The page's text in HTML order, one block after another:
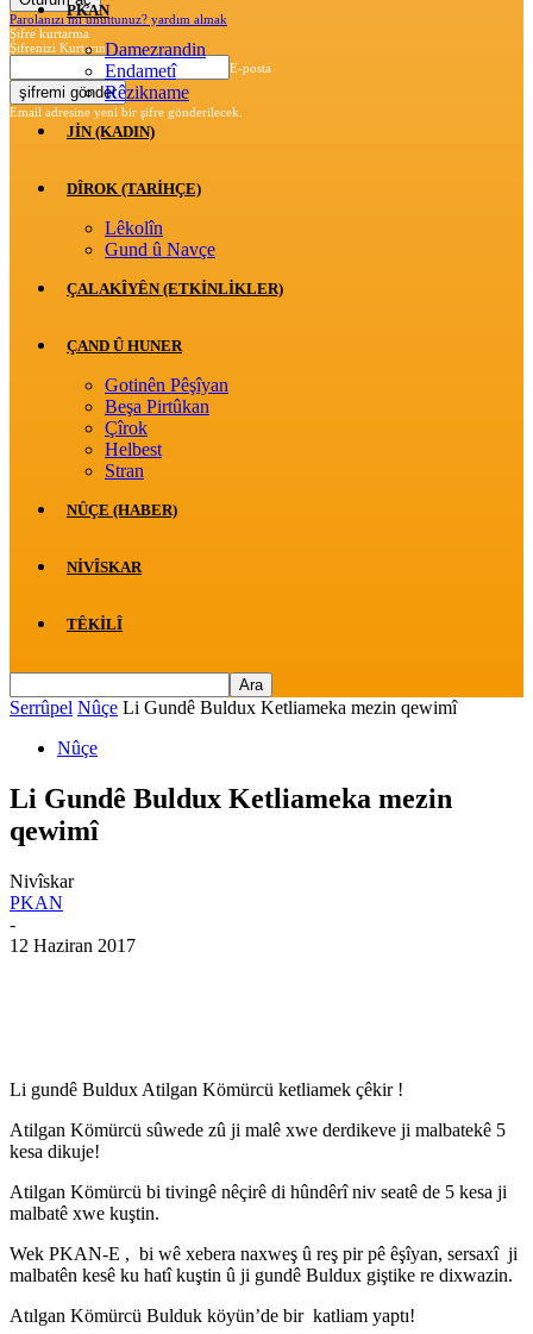
Parolanızı mı unuttunuz? yardım almak
Şifre kurtarma
Şifrenizi Kurtarın
E-posta
Email adresine yeni bir şifre gönderilecek.
PKAN
Damezrandin
Endametî
Rêzikname
JİN (KADIN)
DÎROK (TARİHÇE)
Lêkolîn
Gund û Navçe
ÇALAKÎYÊN (ETKINLIKLER)
ÇAND Û HUNER
Gotinên Pêşîyan
Beşa Pirtûkan
Çîrok
Helbest
Stran
NÛÇE (HABER)
NIVÎSKAR
TÊKILÎ
Serrûpel Nûçe Li Gundê Buldux Ketliameka mezin qewimî
Nûçe
Li Gundê Buldux Ketliameka mezin
qewimî
Nivîskar
PKAN
-
12 Haziran 2017
Li gundê Buldux Atilgan Kömürcü ketliamek çêkir !
Atilgan Kömürcü sûwede zû ji malê xwe derdikeve ji malbatekê 5
kesa dikuje!
Atilgan Kömürcü bi tivingê nêçirê di hûndêrî niv seatê de 5 kesa ji
malbatê xwe kuştin.
Wek PKAN-E , bi wê xebera naxweş û reş pir pê êşîyan, sersaxî ji
malbatên kesê ku hatî kuştin û ji gundê Buldux giştike re dixwazin.
Atılgan Kömürcü Bulduk köyün’de bir katliam yaptı!